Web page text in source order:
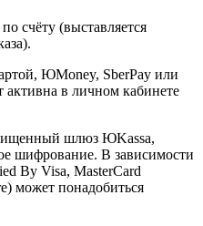
счёту (выставляется
ЮMoney, SberPay или
в личном кабинете
шлюз ЮKassa,
шифрование. В зависимости
By Visa, MasterCard
может понадобиться